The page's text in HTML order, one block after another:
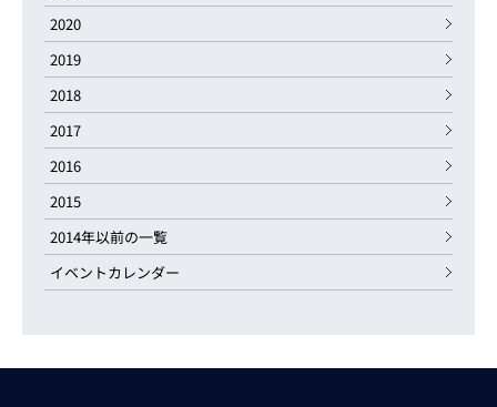
2020
2019
2018
2017
2016
2015
2014年以前の一覧
イベントカレンダー